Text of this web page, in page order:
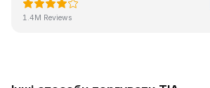
1.4M Reviews